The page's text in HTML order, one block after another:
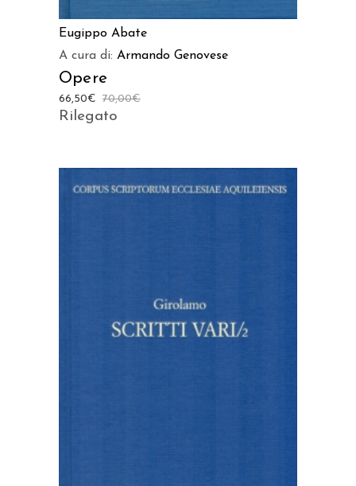
Eugippo Abate
A cura di: Armando Genovese
Opere
70,00€
66,50€
Rilegato